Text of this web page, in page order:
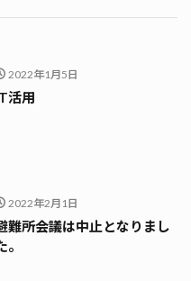
2022年1月5日
活用
2022年2月1日
難所会議は中止となりまし
。